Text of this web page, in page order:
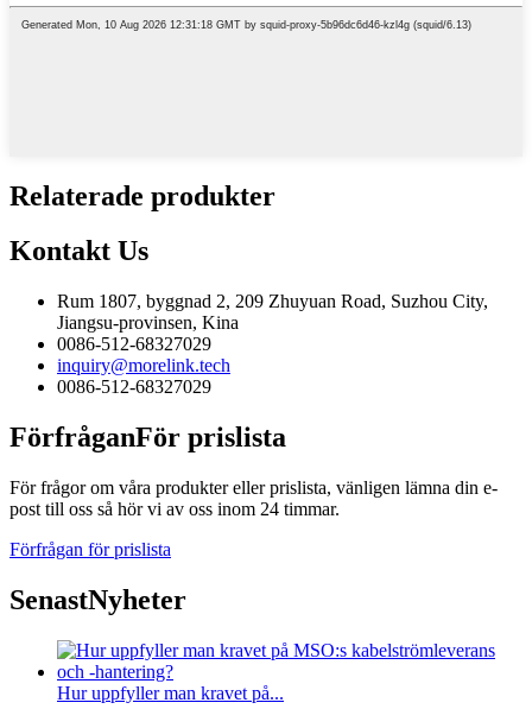
Relaterade produkter
Kontakt Us
Rum 1807, byggnad 2, 209 Zhuyuan Road, Suzhou City,
Jiangsu-provinsen, Kina
0086-512-68327029
inquiry@morelink.tech
0086-512-68327029
FörfråganFör prislista
För frågor om våra produkter eller prislista, vänligen lämna din e-
post till oss så hör vi av oss inom 24 timmar.
Förfrågan för prislista
SenastNyheter
Hur uppfyller man kravet på...